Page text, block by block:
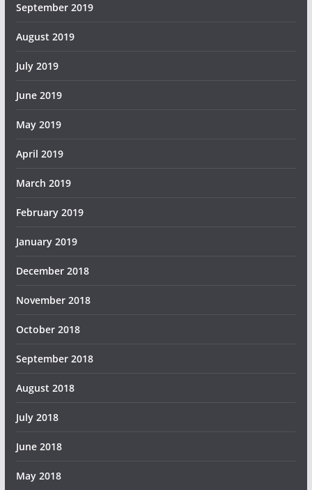
September 2019
August 2019
July 2019
June 2019
May 2019
April 2019
March 2019
February 2019
January 2019
December 2018
November 2018
October 2018
September 2018
August 2018
July 2018
June 2018
May 2018